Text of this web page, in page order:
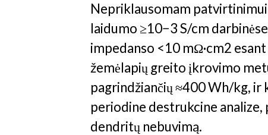
Nepriklausomam
laidumo ≥10−3 S/cm
impedanso <10 mΩ·cm2
žemėlapių greito įkrovimo
pagrindžiančių ≈400 Wh/kg, ir
periodine destrukcine
dendritų nebuvimą.